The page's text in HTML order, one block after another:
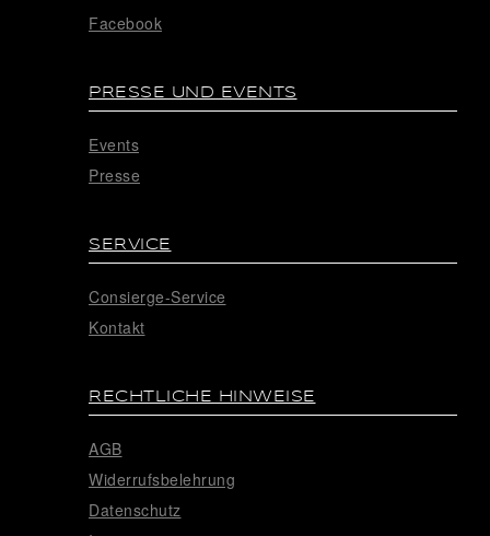
Facebook
PRESSE UND EVENTS
Events
Presse
SERVICE
Consierge-Service
Kontakt
RECHTLICHE HINWEISE
AGB
Widerrufsbelehrung
Datenschutz